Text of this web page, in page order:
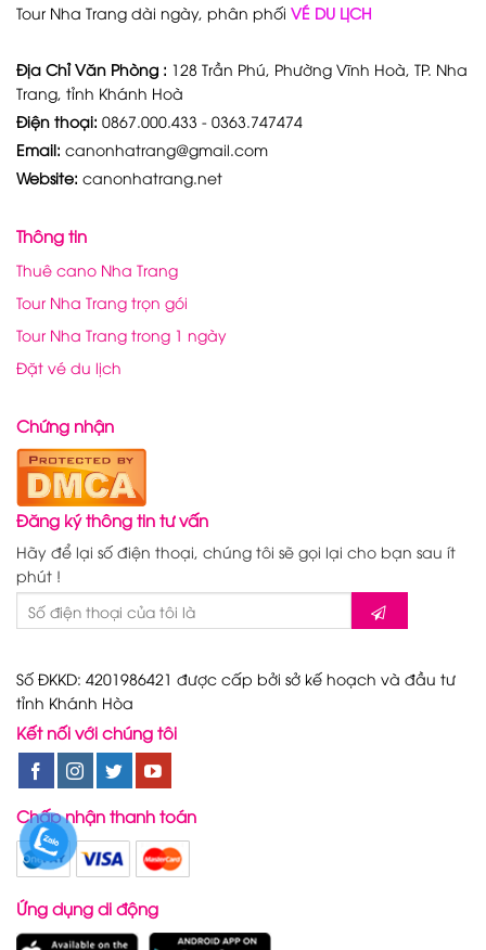
Tour Nha Trang dài ngày, phân phối VÉ DU LỊCH
Địa Chỉ Văn Phòng : 128 Trần Phú, Phường Vĩnh Hoà, TP. Nha
Trang, tỉnh Khánh Hoà
Điện thoại: 0867.000.433 - 0363.747474
Email: canonhatrang@gmail.com
Website: canonhatrang.net
Thông tin
Thuê cano Nha Trang
Tour Nha Trang trọn gói
Tour Nha Trang trong 1 ngày
Đặt vé du lịch
Chứng nhận
Đăng ký thông tin tư vấn
Hãy để lại số điện thoại, chúng tôi sẽ gọi lại cho bạn sau ít
phút !
Số ĐKKD: 4201986421 được cấp bởi sở kế hoạch và đầu tư
tỉnh Khánh Hòa
Kết nối với chúng tôi
Chấp nhận thanh toán
Ứng dụng di động